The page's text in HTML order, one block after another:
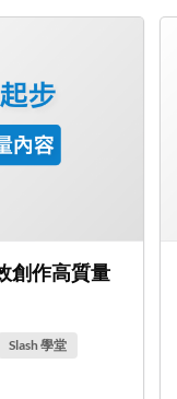
創作高質量
Slash 學堂